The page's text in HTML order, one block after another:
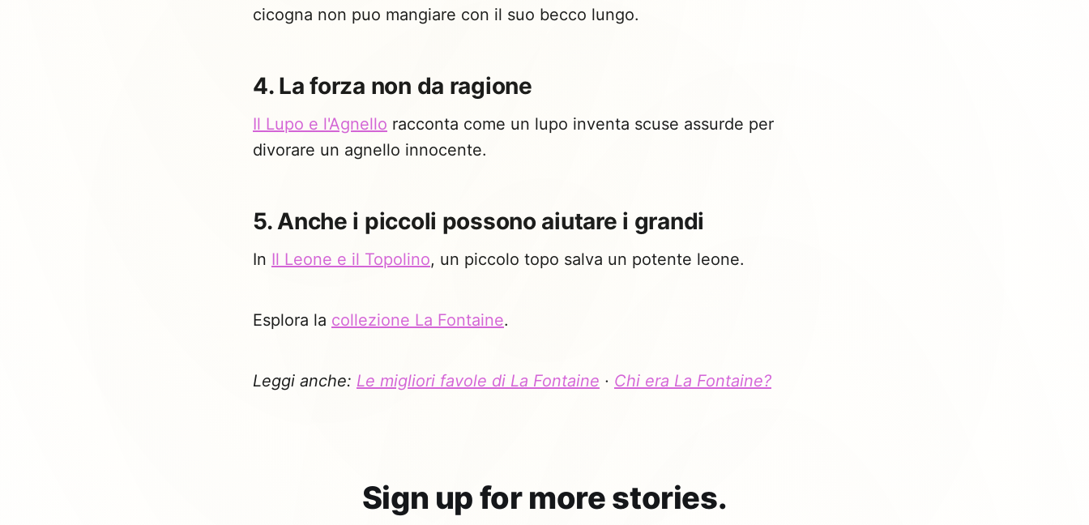
cicogna non puo mangiare con il suo becco lungo.
4. La forza non da ragione
Il Lupo e l'Agnello racconta come un lupo inventa scuse assurde per
divorare un agnello innocente.
5. Anche i piccoli possono aiutare i grandi
In Il Leone e il Topolino, un piccolo topo salva un potente leone.
Esplora la collezione La Fontaine.
Leggi anche: Le migliori favole di La Fontaine · Chi era La Fontaine?
Sign up for more stories.